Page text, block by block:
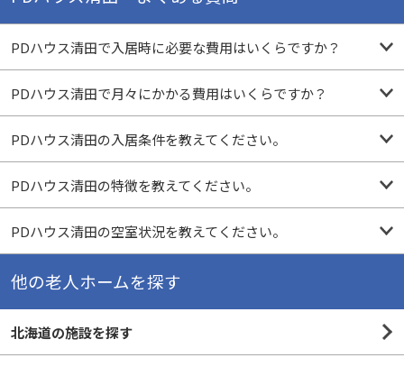
PDハウス清田で入居時に必要な費用はいくらですか？
PDハウス清田で月々にかかる費用はいくらですか？
PDハウス清田の入居条件を教えてください。
PDハウス清田の特徴を教えてください。
PDハウス清田の空室状況を教えてください。
他の老人ホームを探す
北海道の施設を探す